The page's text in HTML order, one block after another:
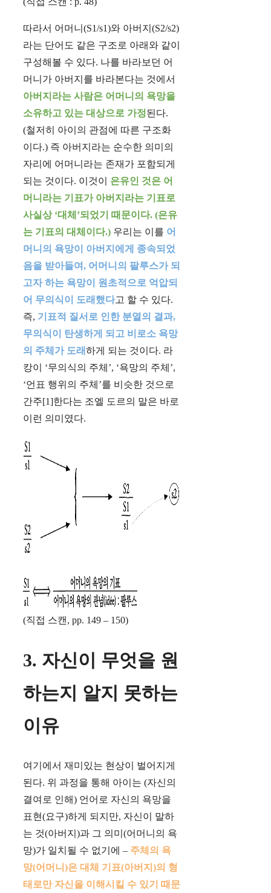
따라서 어머니(S1/s1)와 아버지(S2/s2)
라는 단어도 같은 구조로 아래와 같이
구성해볼 수 있다. 나를 바라보던 어
머니가 아버지를 바라본다는 것에서
아버지라는 사람은 어머니의 욕망을
소유하고 있는 대상으로 가정된다.
(철저히 아이의 관점에 따른 구조화
이다.) 즉 아버지라는 순수한 의미의
자리에 어머니라는 존재가 포함되게
되는 것이다. 이것이 은유인 것은 어
머니라는 기표가 아버지라는 기표로
사실상 ‘대체’되었기 때문이다. (은유
는 기표의 대체이다.) 우리는 이를 어
머니의 욕망이 아버지에게 종속되었
음을 받아들여, 어머니의 팔루스가 되
고자 하는 욕망이 원초적으로 억압되
어 무의식이 도래했다고 할 수 있다.
즉, 기표적 질서로 인한 분열의 결과,
무의식이 탄생하게 되고 비로소 욕망
의 주체가 도래하게 되는 것이다. 라
캉이 ‘무의식의 주체’, ‘욕망의 주체’,
‘언표 행위의 주체’를 비슷한 것으로
간주[1]한다는 조엘 도르의 말은 바로
이런 의미였다.
(직접 스캔, pp. 149 – 150)
3. 자신이 무엇을 원
하는지 알지 못하는
이유
여기에서 재미있는 현상이 벌어지게
된다. 위 과정을 통해 아이는 (자신의
결여로 인해) 언어로 자신의 욕망을
표현(요구)하게 되지만, 자신이 말하
는 것(아버지)과 그 의미(어머니의 욕
망)가 일치될 수 없기에 – 주체의 욕
망(어머니)은 대체 기표(아버지)의 형
태로만 자신을 이해시킬 수 있기 때문